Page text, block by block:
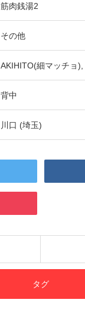
筋肉銭湯2
その他
AKIHITO(細マッチョ)
背中
川口 (埼玉)
タグ